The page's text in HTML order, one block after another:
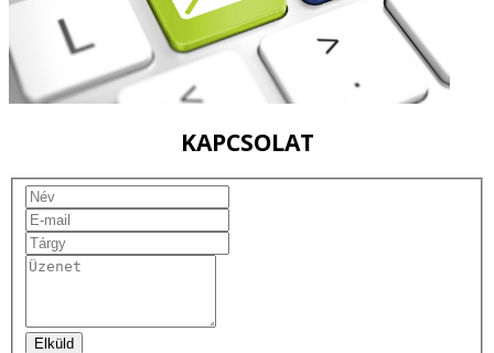
KAPCSOLAT
Elküld